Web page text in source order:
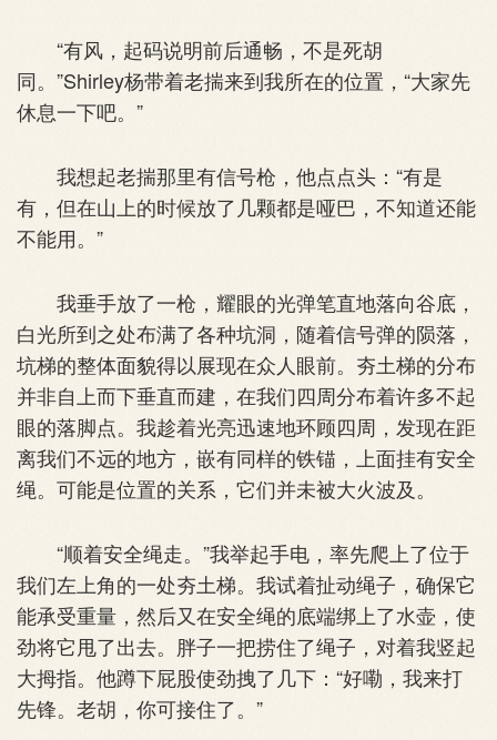
“有风，起码说明前后通畅，不是死胡
同。”Shirley杨带着老揣来到我所在的位置，“大家先
休息一下吧。”
我想起老揣那里有信号枪，他点点头：“有是
有，但在山上的时候放了几颗都是哑巴，不知道还能
不能用。”
我垂手放了一枪，耀眼的光弹笔直地落向谷底，
白光所到之处布满了各种坑洞，随着信号弹的陨落，
坑梯的整体面貌得以展现在众人眼前。夯土梯的分布
并非自上而下垂直而建，在我们四周分布着许多不起
眼的落脚点。我趁着光亮迅速地环顾四周，发现在距
离我们不远的地方，嵌有同样的铁锚，上面挂有安全
绳。可能是位置的关系，它们并未被大火波及。
“顺着安全绳走。”我举起手电，率先爬上了位于
我们左上角的一处夯土梯。我试着扯动绳子，确保它
能承受重量，然后又在安全绳的底端绑上了水壶，使
劲将它甩了出去。胖子一把捞住了绳子，对着我竖起
大拇指。他蹲下屁股使劲拽了几下：“好嘞，我来打
先锋。老胡，你可接住了。”